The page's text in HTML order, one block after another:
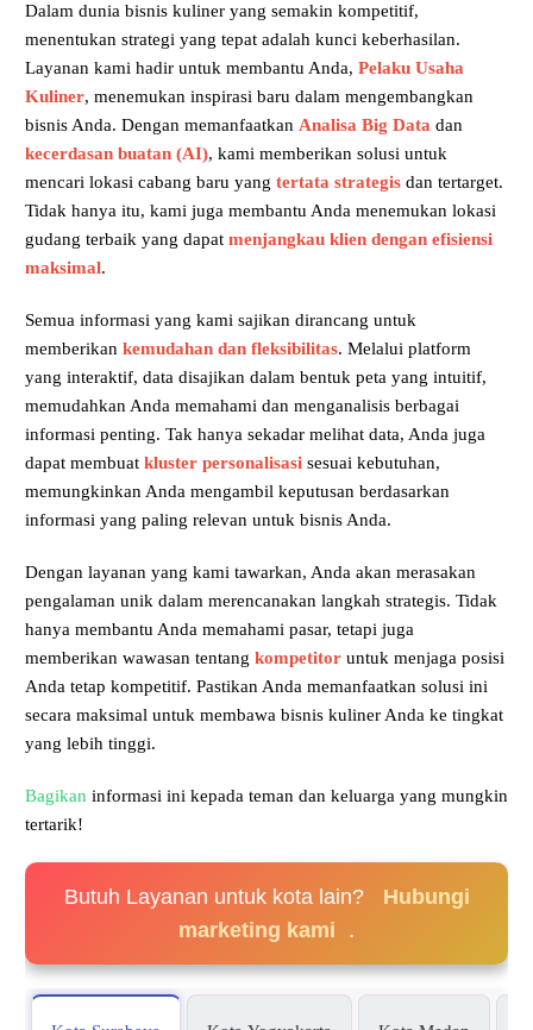
Dalam dunia bisnis kuliner yang semakin kompetitif,
menentukan strategi yang tepat adalah kunci keberhasilan.
Layanan kami hadir untuk membantu Anda, Pelaku Usaha
Kuliner, menemukan inspirasi baru dalam mengembangkan
bisnis Anda. Dengan memanfaatkan Analisa Big Data dan
kecerdasan buatan (AI), kami memberikan solusi untuk
mencari lokasi cabang baru yang tertata strategisdan tertarget.
Tidak hanya itu, kami juga membantu Anda menemukan lokasi
gudang terbaik yang dapat menjangkau klien dengan efisiensi
maksimal.
Semua informasi yang kami sajikan dirancang untuk
memberikan kemudahan dan fleksibilitas. Melalui platform
yang interaktif, data disajikan dalam bentuk peta yang intuitif,
memudahkan Anda memahami dan menganalisis berbagai
informasi penting. Tak hanya sekadar melihat data, Anda juga
dapat membuat kluster personalisasisesuai kebutuhan,
memungkinkan Anda mengambil keputusan berdasarkan
informasi yang paling relevan untuk bisnis Anda.
Dengan layanan yang kami tawarkan, Anda akan merasakan
pengalaman unik dalam merencanakan langkah strategis. Tidak
hanya membantu Anda memahami pasar, tetapi juga
memberikan wawasan tentang kompetitoruntuk menjaga posisi
Anda tetap kompetitif. Pastikan Anda memanfaatkan solusi ini
secara maksimal untuk membawa bisnis kuliner Anda ke tingkat
yang lebih tinggi.
Bagikan informasi ini kepada teman dan keluarga yang mungkin
tertarik!
Butuh Layanan untuk kota lain?
Hubungi
marketing kami
.